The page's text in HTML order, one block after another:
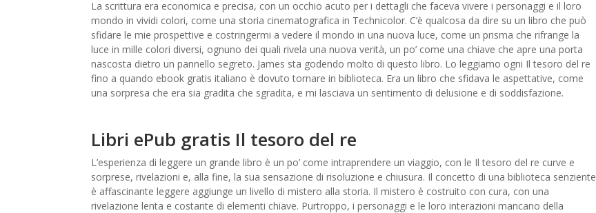
La scrittura era economica e precisa, con un occhio acuto per i dettagli che faceva vivere i personaggi e il loro
mondo in vividi colori, come una storia cinematografica in Technicolor. C’è qualcosa da dire su un libro che può
sfidare le mie prospettive e costringermi a vedere il mondo in una nuova luce, come un prisma che rifrange la
luce in mille colori diversi, ognuno dei quali rivela una nuova verità, un po’ come una chiave che apre una porta
nascosta dietro un pannello segreto. James sta godendo molto di questo libro. Lo leggiamo ogni Il tesoro del re
fino a quando ebook gratis italiano è dovuto tornare in biblioteca. Era un libro che sfidava le aspettative, come
una sorpresa che era sia gradita che sgradita, e mi lasciava un sentimento di delusione e di soddisfazione.
Libri ePub gratis Il tesoro del re
L’esperienza di leggere un grande libro è un po’ come intraprendere un viaggio, con le Il tesoro del re curve e
sorprese, rivelazioni e, alla fine, la sua sensazione di risoluzione e chiusura. Il concetto di una biblioteca senziente
è affascinante leggere aggiunge un livello di mistero alla storia. Il mistero è costruito con cura, con una
rivelazione lenta e costante di elementi chiave. Purtroppo, i personaggi e le loro interazioni mancano della